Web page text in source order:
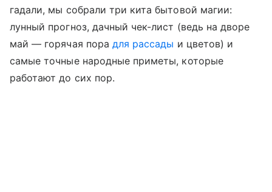
гадали, мы собрали три кита бытовой магии:
лунный прогноз, дачный чек-лист (ведь на дворе
май — горячая пора для рассады и цветов) и
самые точные народные приметы, которые
работают до сих пор.